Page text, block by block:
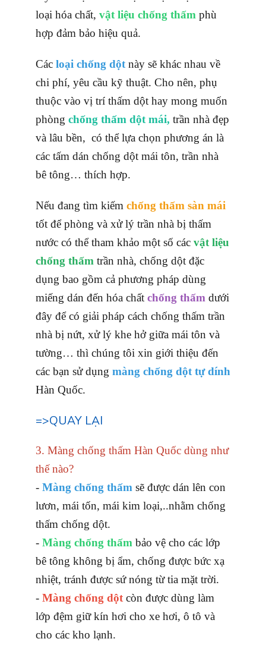
loại hóa chất, vật liệu chống thấm phù
hợp đảm bảo hiệu quả.
Các loại chống dột này sẽ khác nhau về
chi phí, yêu cầu kỹ thuật. Cho nên, phụ
thuộc vào vị trí thấm dột hay mong muốn
phòng chống thấm dột mái, trần nhà đẹp
và lâu bền, có thể lựa chọn phương án là
các tấm dán chống dột mái tôn, trần nhà
bê tông… thích hợp.
Nếu đang tìm kiếm chống thấm sàn mái
tốt để phòng và xử lý trần nhà bị thấm
nước có thể tham khảo một số các vật liệu
chống thấm trần nhà, chống dột đặc
dụng bao gồm cả phương pháp dùng
miếng dán đến hóa chất chống thấm dưới
đây để có giải pháp cách chống thấm trần
nhà bị nứt, xử lý khe hở giữa mái tôn và
tường… thì chúng tôi xin giới thiệu đến
các bạn sử dụng màng chống dột tự dính
Hàn Quốc.
=>QUAY LẠI
3. Màng chống thấm Hàn Quốc dùng như
thế nào?
‌- Màng chống thấm sẽ được dán lên con
lươn, mái tốn, mái kim loại,..nhằm chống
thấm chống dột.
‌- Màng chống thấm bảo vệ cho các lớp
bê tông không bị ẩm, chống được bức xạ
nhiệt, tránh được sứ nóng từ tia mặt trời.
‌- Màng chống dộtcòn được dùng làm
lớp đệm giữ kín hơi cho xe hơi, ô tô và
cho các kho lạnh.